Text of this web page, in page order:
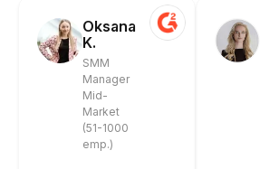
Oksana
K.
SMM
Manager
Mid-
Market
(51-1000
emp.)